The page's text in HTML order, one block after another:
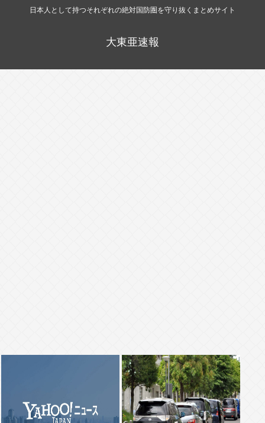
日本人として持つそれぞれの絶対国防圏を守り抜くまとめサイト
大東亜速報